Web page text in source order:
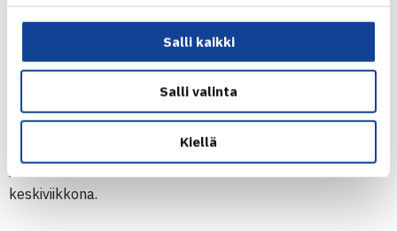
Salli kaikki
Salli valinta
Kiellä
Haavisto,Alexandra AnttilajaMariella Minetti.
Huomenna suomalaisista nähdään kentillä Ahti
kaksinpelissä ja duot Ahti/Haavisto, Mariella
Minetti/Martina Minettisekä Anttila/Emmanuelle Girard
(FRA) nelinpelissä. Suomalainen, Orpana, Haavisto, Anttila
ja Minetti avaavat kaksinpeliurakkansa näillä näkymin
keskiviikkona.